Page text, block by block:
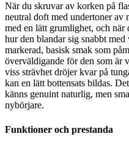
När du skruvar av korken på
neutral doft med undertoner av
med en lätt grumlighet, och när
hur den blandar sig snabbt
markerad, basisk smak som
överväldigande för den som är
viss strävhet dröjer kvar på
kan en lätt bottensats bildas.
känns genuint naturlig, men
nybörjare.
Funktioner och prestanda